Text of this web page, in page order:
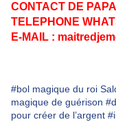
CONTACT DE
TELEPHONE
E-MAIL :
#bol magique du roi
magique de guérison
pour créer de l’argent